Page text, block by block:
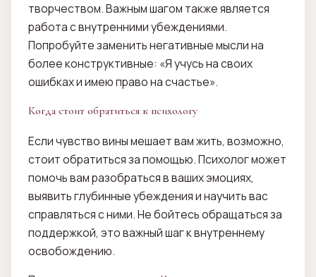
творчеством. Важным шагом также является
работа с внутренними убеждениями.
Попробуйте заменить негативные мысли на
более конструктивные: «Я учусь на своих
ошибках и имею право на счастье».
Когда стоит обратиться к психологу
Если чувство вины мешает вам жить, возможно,
стоит обратиться за помощью. Психолог может
помочь вам разобраться в ваших эмоциях,
выявить глубинные убеждения и научить вас
справляться с ними. Не бойтесь обращаться за
поддержкой, это важный шаг к внутреннему
освобождению.